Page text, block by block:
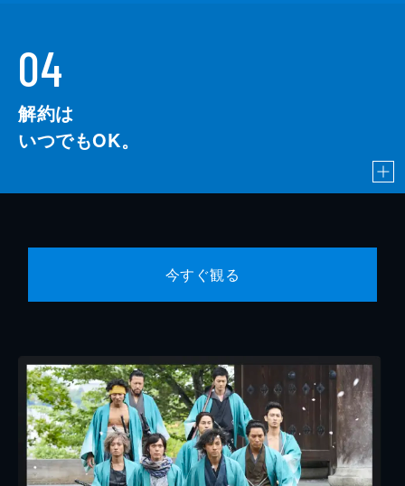
04
解約は
いつでもOK。
今すぐ観る